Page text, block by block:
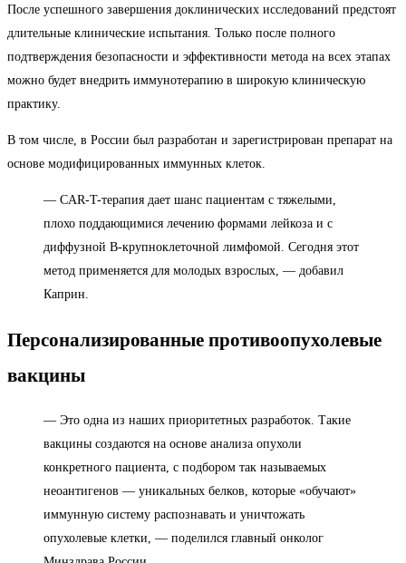
После успешного завершения доклинических исследований предстоят
длительные клинические испытания. Только после полного
подтверждения безопасности и эффективности метода на всех этапах
можно будет внедрить иммунотерапию в широкую клиническую
практику.
В том числе, в России был разработан и зарегистрирован препарат на
основе модифицированных иммунных клеток.
— CAR-T-терапия дает шанс пациентам с тяжелыми,
плохо поддающимися лечению формами лейкоза и с
диффузной В-крупноклеточной лимфомой. Сегодня этот
метод применяется для молодых взрослых, — добавил
Каприн.
Персонализированные противоопухолевые
вакцины
— Это одна из наших приоритетных разработок. Такие
вакцины создаются на основе анализа опухоли
конкретного пациента, с подбором так называемых
неоантигенов — уникальных белков, которые «обучают»
иммунную систему распознавать и уничтожать
опухолевые клетки, — поделился главный онколог